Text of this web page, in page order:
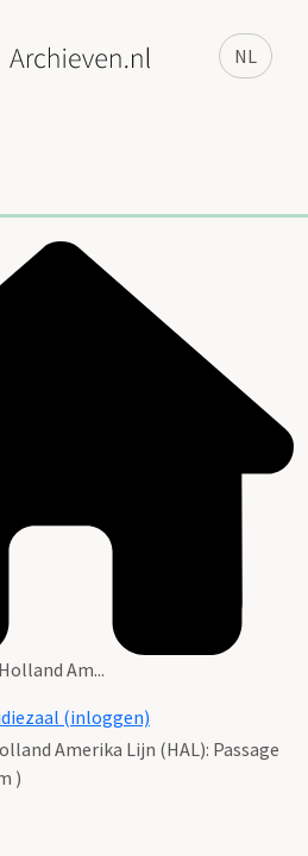
NL
Am...
(inloggen)
Amerika Lijn (HAL): Passage
)